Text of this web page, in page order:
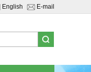
English E-mail